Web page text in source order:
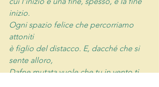
inizio.
Ogni spazio felice che percorriamo
attoniti
è figlio del distacco. E, dacché che si
sente alloro,
Dafne mutata vuole che tu in vento ti